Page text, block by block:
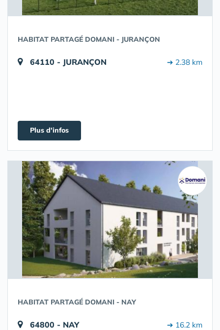
HABITAT PARTAGÉ DOMANI - JURANÇON
64110 - JURANÇON ➔ 2.38 km
Plus d'infos
HABITAT PARTAGÉ DOMANI - NAY
64800 - NAY ➔ 16.2 km